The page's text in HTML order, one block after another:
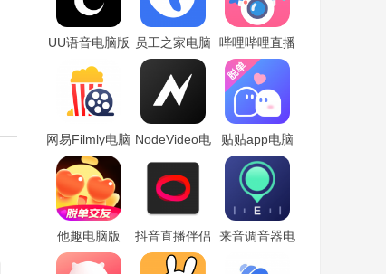
UU语音电脑版
「含模拟器」
员工之家电脑
版「含模拟
器」
哔哩哔哩直播
姬电脑版「含
模拟器」
网易Filmly电脑
版「含模拟
器」
NodeVideo电
脑版「含模拟
器」
贴贴app电脑
版「含模拟
器」
他趣电脑版
「含模拟器」
抖音直播伴侣
电脑版「含模
来音调音器电